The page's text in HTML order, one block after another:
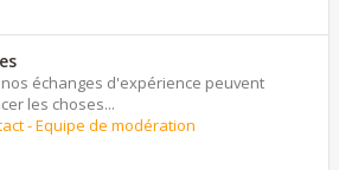
nos échanges d'expérience peuvent
les choses...
- Equipe de modération